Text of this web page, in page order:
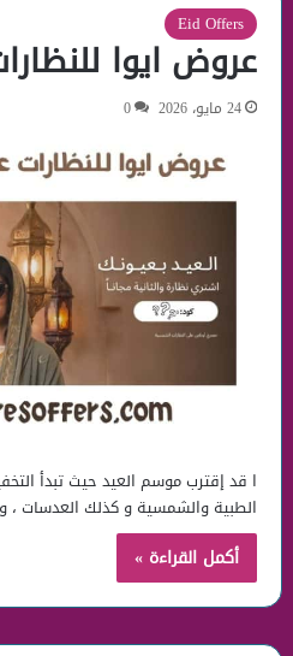
Eid Offers
عروض ايوا للنظارات
24 مايو، 2026 0
ا قد إقترب موسم العيد حيث تبدأ
الطبية والشمسية و كذلك العدسات ،
أكمل القراءة »